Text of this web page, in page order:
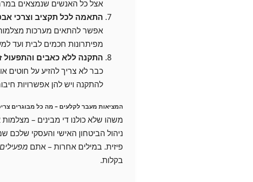
אצל כל האנשים שנמצאים
התאמה לכל תקציב וצרכי
אפשר להתאים מערכות מצלמות
מפיתרונות חכמים לבית ועד
התקנה ללא כאבים והתפעול
כבר לא צריך להזיע על חוטים
להתקנה ויש להן אפשרויות
המציאות מעבר לקלעים – מה כל מבוגרים
משהו שלא כולנו די מבינים –
ניהול הביטחון האישי והעסקי
פיזית. במילים אחרות – אתם מפעילים
בקלות.